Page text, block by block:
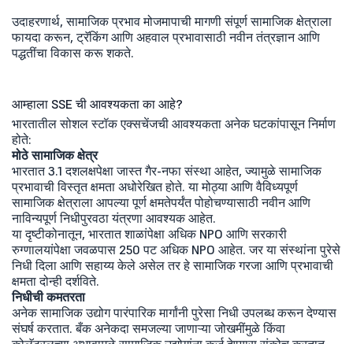
उदाहरणार्थ, सामाजिक प्रभाव मोजमापाची मागणी संपूर्ण सामाजिक क्षेत्राला
फायदा करून, ट्रॅकिंग आणि अहवाल प्रभावासाठी नवीन तंत्रज्ञान आणि
पद्धतींचा विकास करू शकते.
आम्हाला SSE ची आवश्यकता का आहे?
भारतातील सोशल स्टॉक एक्सचेंजची आवश्यकता अनेक घटकांपासून निर्माण
होते:
मोठे सामाजिक क्षेत्र
भारतात 3.1 दशलक्षपेक्षा जास्त गैर-नफा संस्था आहेत, ज्यामुळे सामाजिक
प्रभावाची विस्तृत क्षमता अधोरेखित होते. या मोठ्या आणि वैविध्यपूर्ण
सामाजिक क्षेत्राला आपल्या पूर्ण क्षमतेपर्यंत पोहोचण्यासाठी नवीन आणि
नाविन्यपूर्ण निधीपुरवठा यंत्रणा आवश्यक आहेत.
या दृष्टीकोनातून, भारतात शाळांपेक्षा अधिक NPO आणि सरकारी
रुग्णालयांपेक्षा जवळपास 250 पट अधिक NPO आहेत. जर या संस्थांना पुरेसे
निधी दिला आणि सहाय्य केले असेल तर हे सामाजिक गरजा आणि प्रभावाची
क्षमता दोन्ही दर्शविते.
निधीची कमतरता
अनेक सामाजिक उद्योग पारंपारिक मार्गांनी पुरेसा निधी उपलब्ध करून देण्यास
संघर्ष करतात. बँक अनेकदा समजल्या जाणाऱ्या जोखमींमुळे किंवा